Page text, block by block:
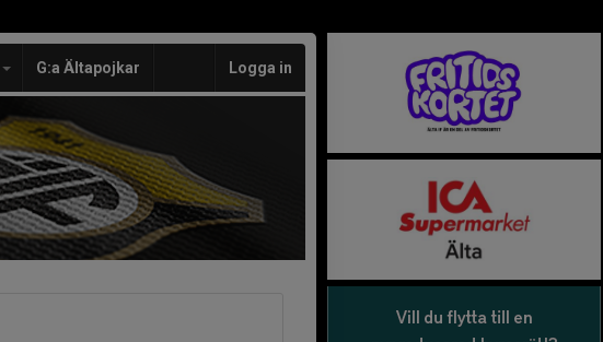
G:a Ältapojkar Logga in